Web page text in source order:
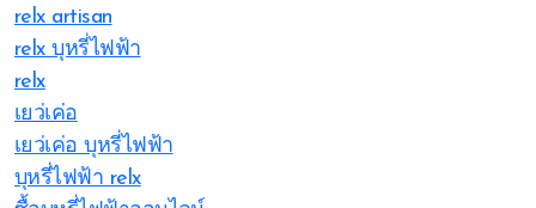
relx artisan
relx บุหรี่ไฟฟ้า
relx
เยว่เค่อ
เยว่เค่อ บุหรี่ไฟฟ้า
บุหรี่ไฟฟ้า relx